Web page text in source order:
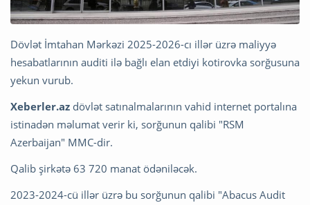
Dövlət İmtahan Mərkəzi 2025-2026-cı illər üzrə maliyyə
hesabatlarının auditi ilə bağlı elan etdiyi kotirovka sorğusuna
yekun vurub.
Xeberler.az dövlət satınalmalarının vahid internet portalına
istinadən məlumat verir ki, sorğunun qalibi "RSM
Azerbaijan" MMC-dir.
Qalib şirkətə 63 720 manat ödəniləcək.
2023-2024-cü illər üzrə bu sorğunun qalibi "Abacus Audit